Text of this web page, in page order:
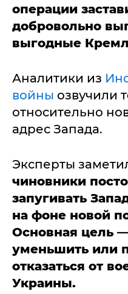
операции
добровольно
выгодные
Аналитики из
войны озвучили
относительно
адрес Запада.
Эксперты
чиновники
запугивать
на фоне новой
Основная цель —
уменьшить или
отказаться от
Украины.